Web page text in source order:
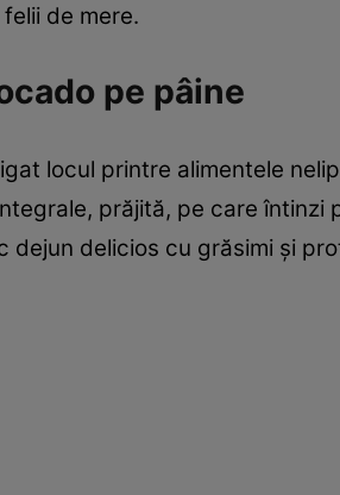
de mere.
pe pâine
locul printre alimentele
prăjită, pe care
dejun delicios cu grăsimi şi